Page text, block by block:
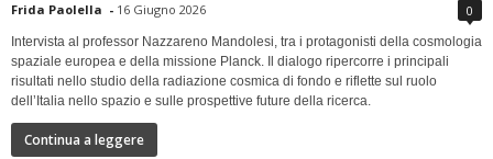
Frida Paolella - 16 Giugno 2026 0
Intervista al professor Nazzareno Mandolesi, tra i protagonisti della cosmologia
spaziale europea e della missione Planck. Il dialogo ripercorre i principali
risultati nello studio della radiazione cosmica di fondo e riflette sul ruolo
dell’Italia nello spazio e sulle prospettive future della ricerca.
Continua a leggere